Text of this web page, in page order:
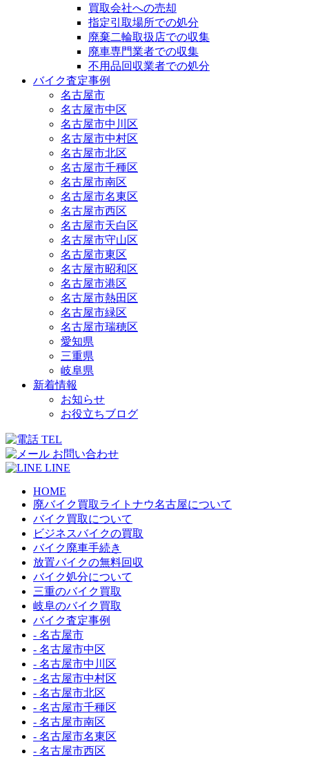
買取会社への売却
指定引取場所での処分
廃棄二輪取扱店での収集
廃車専門業者での収集
不用品回収業者での処分
バイク査定事例
名古屋市
名古屋市中区
名古屋市中川区
名古屋市中村区
名古屋市北区
名古屋市千種区
名古屋市南区
名古屋市名東区
名古屋市西区
名古屋市天白区
名古屋市守山区
名古屋市東区
名古屋市昭和区
名古屋市港区
名古屋市熱田区
名古屋市緑区
名古屋市瑞穂区
愛知県
三重県
岐阜県
新着情報
お知らせ
お役立ちブログ
TEL
お問い合わせ
LINE
HOME
廃バイク買取ライトナウ名古屋について
バイク買取について
ビジネスバイクの買取
バイク廃車手続き
放置バイクの無料回収
バイク処分について
三重のバイク買取
岐阜のバイク買取
バイク査定事例
- 名古屋市
- 名古屋市中区
- 名古屋市中川区
- 名古屋市中村区
- 名古屋市北区
- 名古屋市千種区
- 名古屋市南区
- 名古屋市名東区
- 名古屋市西区